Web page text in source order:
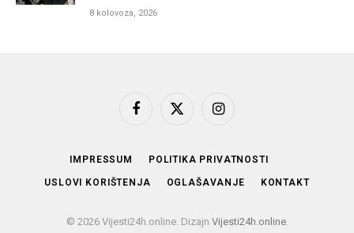
8 kolovoza, 2026
Facebook
X
Instagram
IMPRESSUM POLITIKA PRIVATNOSTI
USLOVI KORIŠTENJA OGLAŠAVANJE KONTAKT
© 2026 Vijesti24h.online. Dizajn Vijesti24h.online.